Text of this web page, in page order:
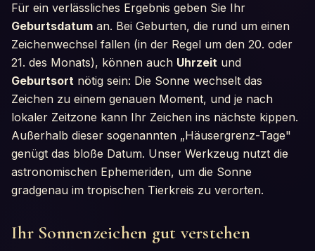
Für ein verlässliches Ergebnis geben Sie Ihr
Geburtsdatum an. Bei Geburten, die rund um einen
Zeichenwechsel fallen (in der Regel um den 20. oder
21. des Monats), können auch Uhrzeit und
Geburtsort nötig sein: Die Sonne wechselt das
Zeichen zu einem genauen Moment, und je nach
lokaler Zeitzone kann Ihr Zeichen ins nächste kippen.
Außerhalb dieser sogenannten „Häusergrenz-Tage"
genügt das bloße Datum. Unser Werkzeug nutzt die
astronomischen Ephemeriden, um die Sonne
gradgenau im tropischen Tierkreis zu verorten.
Ihr Sonnenzeichen gut verstehen